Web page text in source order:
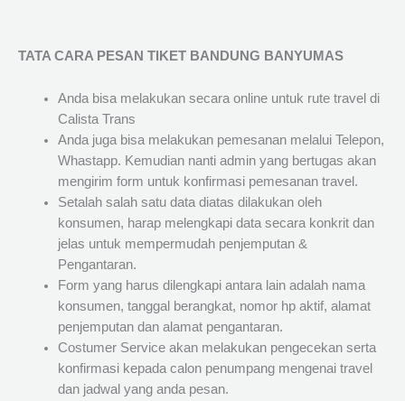
TATA CARA PESAN TIKET BANDUNG BANYUMAS
Anda bisa melakukan secara online untuk rute travel di
Calista Trans
Anda juga bisa melakukan pemesanan melalui Telepon,
Whastapp. Kemudian nanti admin yang bertugas akan
mengirim form untuk konfirmasi pemesanan travel.
Setalah salah satu data diatas dilakukan oleh
konsumen, harap melengkapi data secara konkrit dan
jelas untuk mempermudah penjemputan &
Pengantaran.
Form yang harus dilengkapi antara lain adalah nama
konsumen, tanggal berangkat, nomor hp aktif, alamat
penjemputan dan alamat pengantaran.
Costumer Service akan melakukan pengecekan serta
konfirmasi kepada calon penumpang mengenai travel
dan jadwal yang anda pesan.